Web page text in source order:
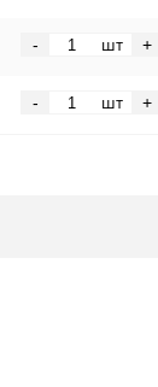
- шт +
- шт +